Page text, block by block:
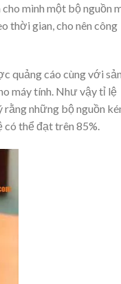
mình một bộ nguồn
thời gian, cho nên công
quảng cáo cùng với sản
máy tính. Như vậy tỉ lệ
những bộ nguồn
có thể đạt trên 85%.